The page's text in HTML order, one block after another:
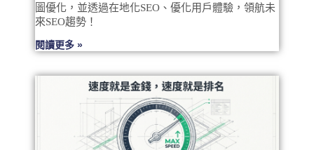
圖優化，並透過在地化SEO、優化用戶體驗，領航未
來SEO趨勢！
閱讀更多 »